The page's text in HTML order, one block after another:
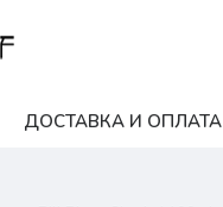
ДОСТАВКА И ОПЛАТА